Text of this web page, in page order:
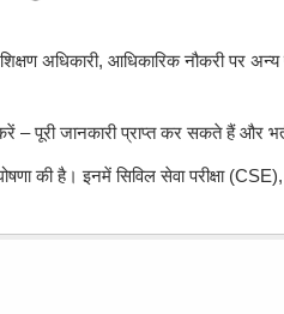
अधिकारी, आधिकारिक नौकरी पर
– पूरी जानकारी प्राप्त कर सकते हैं और
की है। इनमें सिविल सेवा परीक्षा